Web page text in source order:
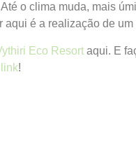
o clima muda, mais
aqui é a realização de um
Eco Resort aqui. E
!